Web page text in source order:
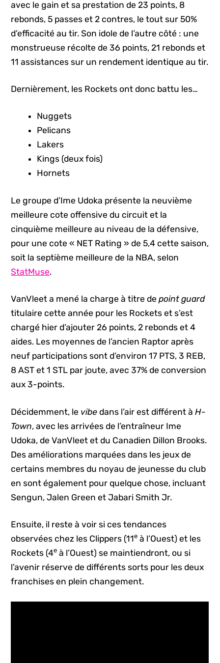
avec le gain et sa prestation de 23 points, 8
rebonds, 5 passes et 2 contres, le tout sur 50%
d’efficacité au tir. Son idole de l’autre côté : une
monstrueuse récolte de 36 points, 21 rebonds et
11 assistances sur un rendement identique au tir.
Dernièrement, les Rockets ont donc battu les…
Nuggets
Pelicans
Lakers
Kings (deux fois)
Hornets
Le groupe d’Ime Udoka présente la neuvième
meilleure cote offensive du circuit et la
cinquième meilleure au niveau de la défensive,
pour une cote « NET Rating » de 5,4 cette saison,
soit la septième meilleure de la NBA, selon
StatMuse.
VanVleet a mené la charge à titre depoint guard
titulaire cette année pour les Rockets et s’est
chargé hier d’ajouter 26 points, 2 rebonds et 4
aides. Les moyennes de l’ancien Raptor après
neuf participations sont d’environ 17 PTS, 3 REB,
8 AST et 1 STL par joute, avec 37% de conversion
aux 3-points.
Décidemment, le vibedans l’air est différent àH-
Town, avec les arrivées de l’entraîneur Ime
Udoka, de VanVleet et du Canadien Dillon Brooks.
Des améliorations marquées dans les jeux de
certains membres du noyau de jeunesse du club
en sont également pour quelque chose, incluant
Sengun, Jalen Green et Jabari Smith Jr.
Ensuite, il reste à voir si ces tendances
observées chez les Clippers (11e à l’Ouest) et les
Rockets (4e à l’Ouest) se maintiendront, ou si
l’avenir réserve de différents sorts pour les deux
franchises en plein changement.